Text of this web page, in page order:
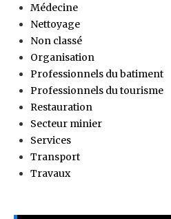
Médecine
Nettoyage
Non classé
Organisation
Professionnels du batiment
Professionnels du tourisme
Restauration
Secteur minier
Services
Transport
Travaux